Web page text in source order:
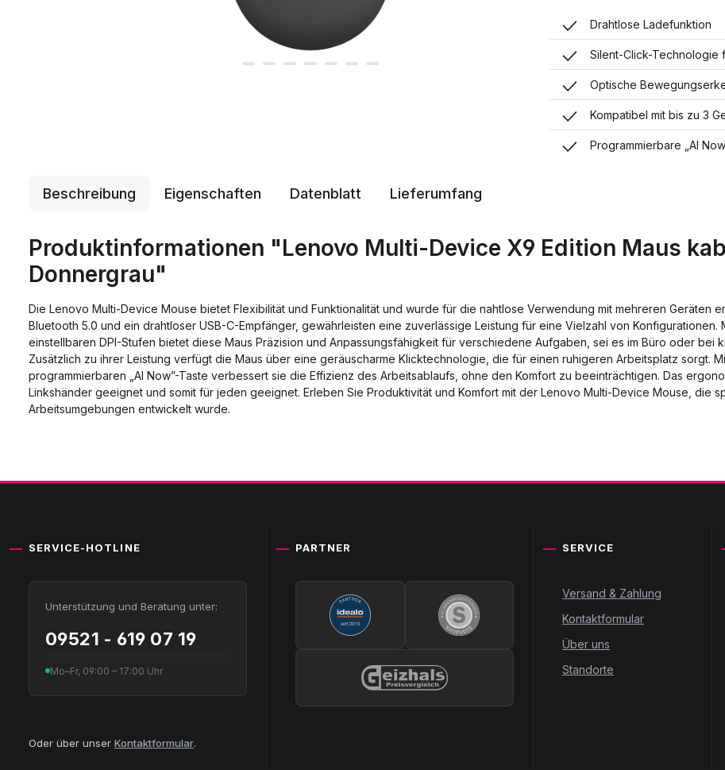
Drahtlose Ladefunktion
Silent-Click-Technologie
Optische
Kompatibel mit bis zu 3
Programmierbare „AI
Beschreibung Eigenschaften Datenblatt Lieferumfang
Produktinformationen "Lenovo Multi-Device X9 Edition Maus
Donnergrau"
Die Lenovo Multi-Device Mouse bietet Flexibilität und Funktionalität und wurde für die nahtlose Verwendung mit mehreren Geräten
Bluetooth 5.0 und ein drahtloser USB-C-Empfänger, gewährleisten eine zuverlässige Leistung für eine Vielzahl von
einstellbaren DPI-Stufen bietet diese Maus Präzision und Anpassungsfähigkeit für verschiedene Aufgaben, sei es im Büro oder bei
Zusätzlich zu ihrer Leistung verfügt die Maus über eine geräuscharme Klicktechnologie, die für einen ruhigeren Arbeitsplatz sorgt.
programmierbaren „AI Now”-Taste verbessert sie die Effizienz des Arbeitsablaufs, ohne den Komfort zu beeinträchtigen. Das
Linkshänder geeignet und somit für jeden geeignet. Erleben Sie Produktivität und Komfort mit der Lenovo Multi-Device Mouse, die
Arbeitsumgebungen entwickelt wurde.
SERVICE-HOTLINE
Unterstützung und Beratung unter:
09521 - 619 07 19
Mo–Fr, 09:00 – 17:00 Uhr
Oder über unser Kontaktformular.
PARTNER SERVICE
Versand & Zahlung
Kontaktformular
Über uns
Standorte